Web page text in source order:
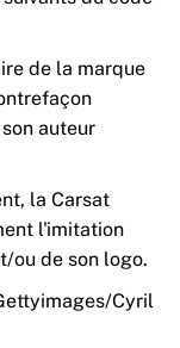
de la marque
auteur
la Carsat
l'imitation
ou de son logo.
Cyril